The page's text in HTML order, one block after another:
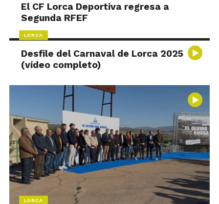
El CF Lorca Deportiva regresa a
Segunda RFEF
LORCA
Desfile del Carnaval de Lorca 2025
(vídeo completo)
LORCA